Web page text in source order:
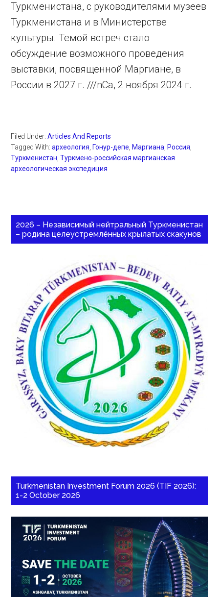
Туркменистана, с руководителями музеев
Туркменистана и в Министерстве
культуры. Темой встреч стало
обсуждение возможного проведения
выставки, посвященной Маргиане, в
России в 2027 г. ///nCa, 2 ноября 2024 г.
Filed Under:Articles And Reports
Tagged With:археология Гонур-депе Маргиана Россия
Туркменистан ,Туркмено-российская маргианская
археологическая экспедиция
2026 – Независимый нейтральный Туркменистан
– родина целеустремлённых крылатых скакунов
Turkmenistan Investment Forum 2026 (TIF 2026):
1-2 October 2026